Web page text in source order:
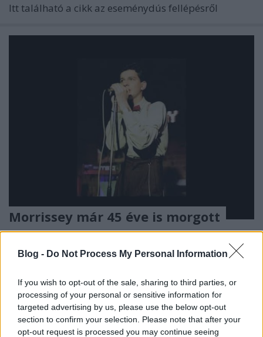
Blog - Do Not Process My Personal Information
If you wish to opt-out of the sale, sharing to third parties, or
processing of your personal or sensitive information for
targeted advertising by us, please use the below opt-out
section to confirm your selection. Please note that after your
opt-out request is processed you may continue seeing
Itt található a cikk az eseménydús fellépésről
Morrissey már 45 éve is morgott
Szigi.•2026. augusztus 05. 0
45 évvel ezelőtti manchesteri Depeche Mode
fellépésről! Moz a Record Hits-be írt recenziót ...
25 éve San Francisco-ban